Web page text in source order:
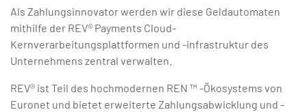
Als Zahlungsinnovator werden wir diese Geldautomaten
mithilfe der REV® Payments Cloud-
Kernverarbeitungsplattformen und -infrastruktur des
Unternehmens zentral verwalten.
REV® ist Teil des hochmodernen REN ™ -Ökosystems von
Euronet und bietet erweiterte Zahlungsabwicklung und -